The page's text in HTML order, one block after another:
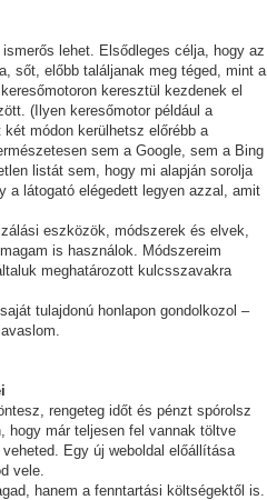
lehet. Elsődleges célja, hogy az
sőt, előbb találjanak meg téged, mint a
keresztül kezdenek el
(Ilyen keresőmotor például a
módon kerülhetsz előrébb a
sem a Google, sem a Bing
listát sem, hogy mi alapján sorolja
a látogató elégedett legyen azzal, amit
eszközök, módszerek és elvek,
is használok. Módszereim
meghatározott kulcsszavakra
tulajdonú honlapon gondolkozol –
rengeteg időt és pénzt spórolsz
hogy már teljesen fel vannak töltve
Egy új weboldal előállítása
vele.
hanem a fenntartási költségektől is.